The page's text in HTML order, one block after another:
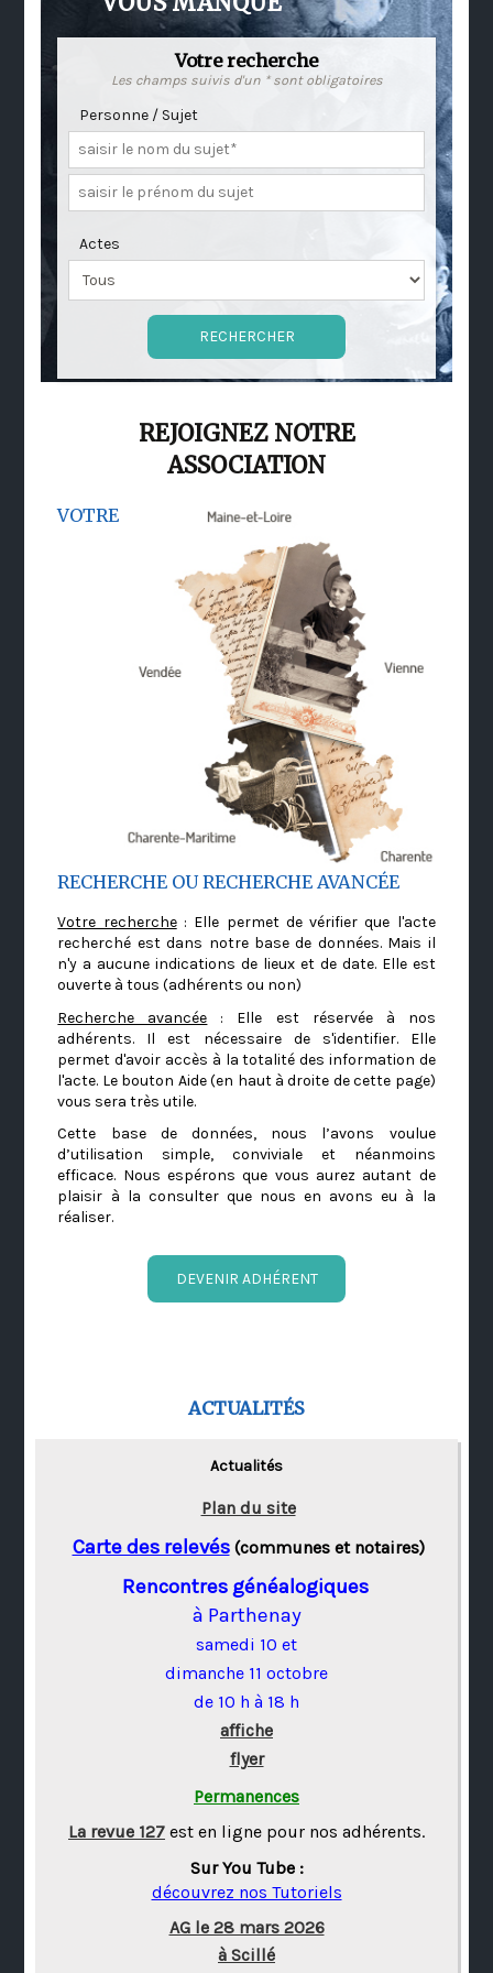
Votre recherche
Les champs suivis d'un * sont obligatoires
Personne / Sujet
Actes
REJOIGNEZ NOTRE
ASSOCIATION
VOTRE
RECHERCHE OU RECHERCHE AVANCÉE
Votre recherche: Elle permet de vérifier que l'acte
recherché est dans notre base de données. Mais il
n'y a aucune indications de lieux et de date. Elle est
ouverte à tous (adhérents ou non)
Recherche avancée : Elle est réservée à nos
adhérents. Il est nécessaire de s'identifier. Elle
permet d'avoir accès à la totalité des information de
l'acte. Le bouton Aide (en haut à droite de cette page)
vous sera très utile.
Cette base de données, nous l’avons voulue
d’utilisation simple, conviviale et néanmoins
efficace. Nous espérons que vous aurez autant de
plaisir à la consulter que nous en avons eu à la
réaliser.
DEVENIR ADHÉRENT
ACTUALITÉS
Actualités
Plan du site
Carte des relevés(communes et notaires)
Rencontres généalogiques
à Parthenay
samedi 10 et
dimanche 11 octobre
de 10 h à 18 h
affiche
flyer
Permanences
La revue 127 est en ligne pour nos adhérents.
Sur You Tube :
découvrez nos Tutoriels
AG le 28 mars 2026
à Scillé